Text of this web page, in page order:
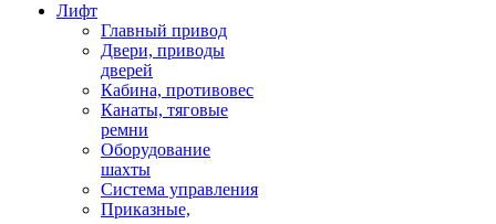
Лифт
Главный привод
Двери, приводы
дверей
Кабина, противовес
Канаты, тяговые
ремни
Оборудование
шахты
Система управления
Приказные,